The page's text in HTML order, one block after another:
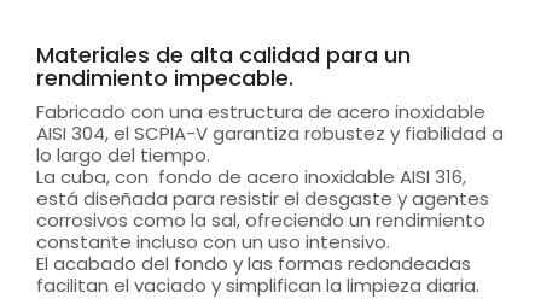
Materiales de alta calidad para un
rendimiento impecable.
Fabricado con una estructura de acero inoxidable
AISI 304, el SCPIA-V garantiza robustez y fiabilidad a
lo largo del tiempo.
La cuba, con fondo de acero inoxidable AISI 316,
está diseñada para resistir el desgaste y agentes
corrosivos como la sal, ofreciendo un rendimiento
constante incluso con un uso intensivo.
El acabado del fondo y las formas redondeadas
facilitan el vaciado y simplifican la limpieza diaria.